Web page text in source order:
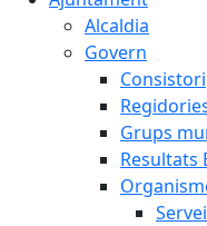
Alcaldia
Govern
Consistori
Grups
Resultats